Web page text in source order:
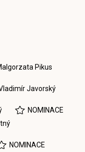
Pikus
Javorský
NOMINACE
NOMINACE